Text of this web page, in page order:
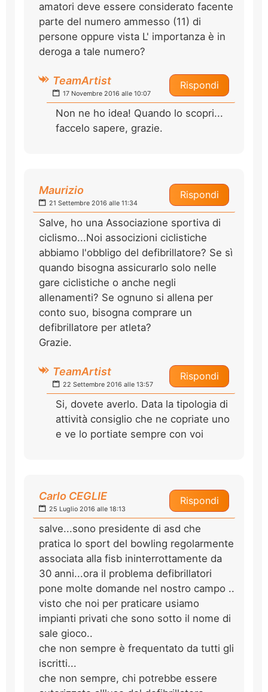
amatori deve essere considerato facente
parte del numero ammesso (11) di
persone oppure vista L' importanza è in
deroga a tale numero?
Rispondi
TeamArtist
17 Novembre 2016 alle 10:07
Non ne ho idea! Quando lo scopri...
faccelo sapere, grazie.
Rispondi
Maurizio
21 Settembre 2016 alle 11:34
Salve, ho una Associazione sportiva di
ciclismo...Noi associzioni ciclistiche
abbiamo l'obbligo del defibrillatore? Se sì
quando bisogna assicurarlo solo nelle
gare ciclistiche o anche negli
allenamenti? Se ognuno si allena per
conto suo, bisogna comprare un
defibrillatore per atleta?
Grazie.
Rispondi
TeamArtist
22 Settembre 2016 alle 13:57
Si, dovete averlo. Data la tipologia di
attività consiglio che ne copriate uno
e ve lo portiate sempre con voi
Rispondi
Carlo CEGLIE
25 Luglio 2016 alle 18:13
salve...sono presidente di asd che
pratica lo sport del bowling regolarmente
associata alla fisb ininterrottamente da
30 anni...ora il problema defibrillatori
pone molte domande nel nostro campo ..
visto che noi per praticare usiamo
impianti privati che sono sotto il nome di
sale gioco..
che non sempre è frequentato da tutti gli
iscritti...
che non sempre, chi potrebbe essere